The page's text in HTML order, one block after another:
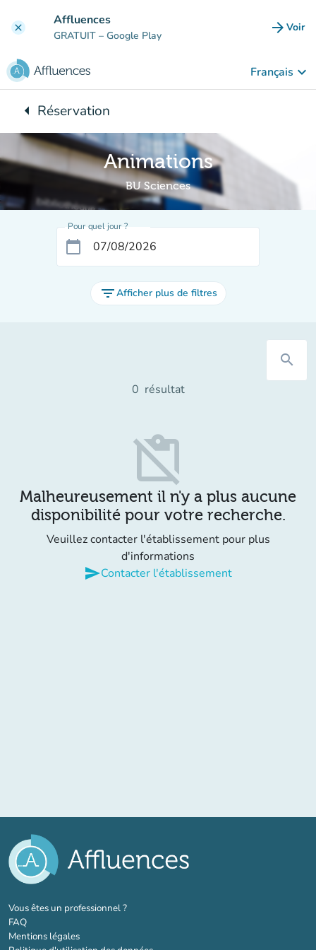
clear Affluences
GRATUIT – Google Play arrow_forward Voir
Français keyboard_arrow_down
arrow_leftRetour à :
Réservation
Animations
BU Sciences
Pour quel jour ?
calendar_today
filter_listAfficher plus de filtres
search
0 résultat
content_paste_off
Malheureusement il n'y a plus aucune
disponibilité pour votre recherche.
Veuillez contacter l'établissement pour plus
d'informations
sendContacter l'établissement
Vous êtes un professionnel ?(nouvel onglet)
FAQ
Mentions légales